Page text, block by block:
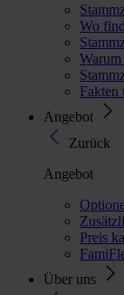
Wo
Warum
Fakten
Angebot
Zurück
Angebot
Preis
Über uns